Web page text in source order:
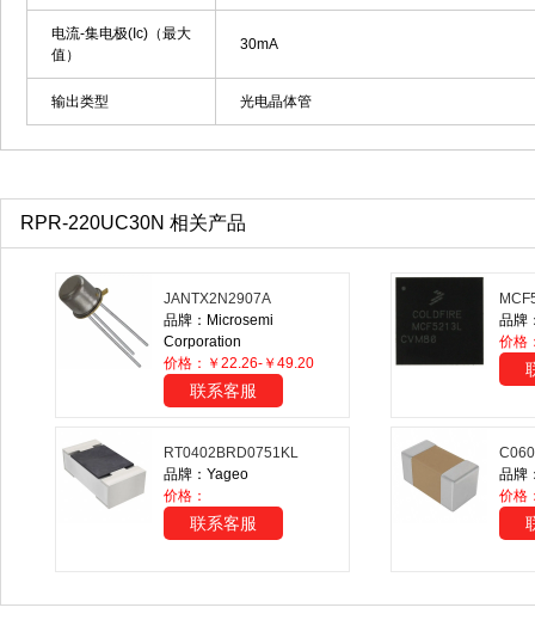
电流-集电极(Ic)（最大
值）
30mA
输出类型 光电晶体管
RPR-220UC30N 相关产品
JANTX2N2907A
品牌：Microsemi
Corporation
价格：￥22.26-￥49.20
联系客服
品牌
价格
RT0402BRD0751KL
品牌：Yageo
价格：
联系客服
品牌
价格